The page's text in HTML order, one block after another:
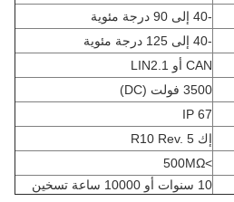
CAN أو LIN2.1
3500 فولت (DC)
IP 67
إك R10 Rev. 5
>
500MΩ
10 سنوات أو 10000 ساعة تسخين